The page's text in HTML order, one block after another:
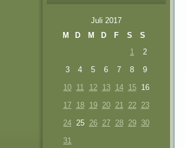
Juli 2017
M
D M D F S
S
1
2
3
4 5 6 7 8
9
10 11 12 13 14 15
16
17 18 19 20 21 22 23
24 25 26 27 28 29
30
31